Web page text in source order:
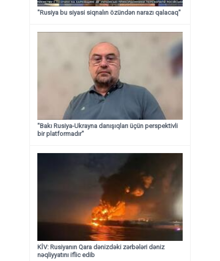
"Rusiya bu siyasi siqnalın özündən narazı qalacaq"
"Bakı Rusiya-Ukrayna danışıqları üçün perspektivli
bir platformadır"
KİV: Rusiyanın Qara dənizdəki zərbələri dəniz
nəqliyyatını iflic edib